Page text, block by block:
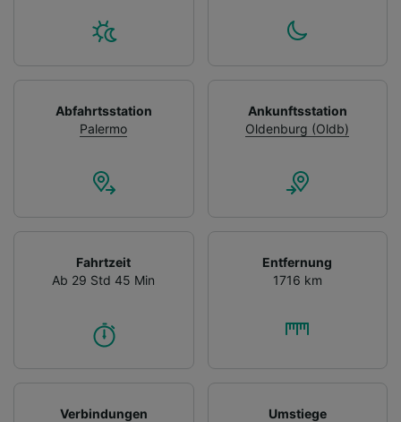
Abfahrtsstation
Palermo
Ankunftsstation
Oldenburg (Oldb)
Fahrtzeit
Ab 29 Std 45 Min
Entfernung
1716 km
Verbindungen
Umstiege